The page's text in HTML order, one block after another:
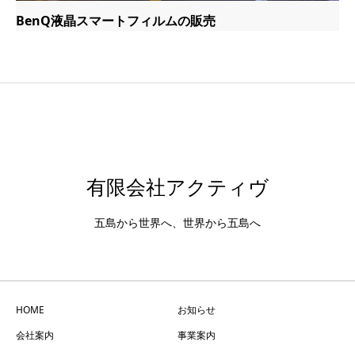
BenQ液晶スマートフィルムの販売
有限会社アクティヴ
五島から世界へ、世界から五島へ
HOME
お知らせ
会社案内
事業案内